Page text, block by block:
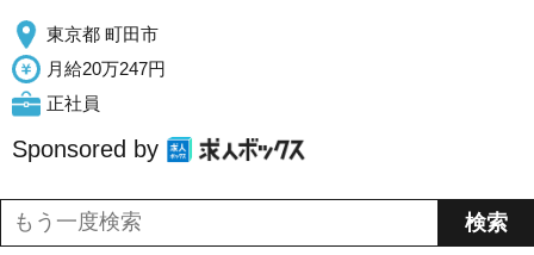
東京都 町田市
月給20万247円
正社員
Sponsored by